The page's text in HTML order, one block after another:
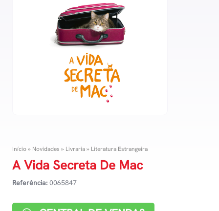
Início» Novidades » Livraria» Literatura Estrangeira
A Vida Secreta De Mac
Referência: 0065847